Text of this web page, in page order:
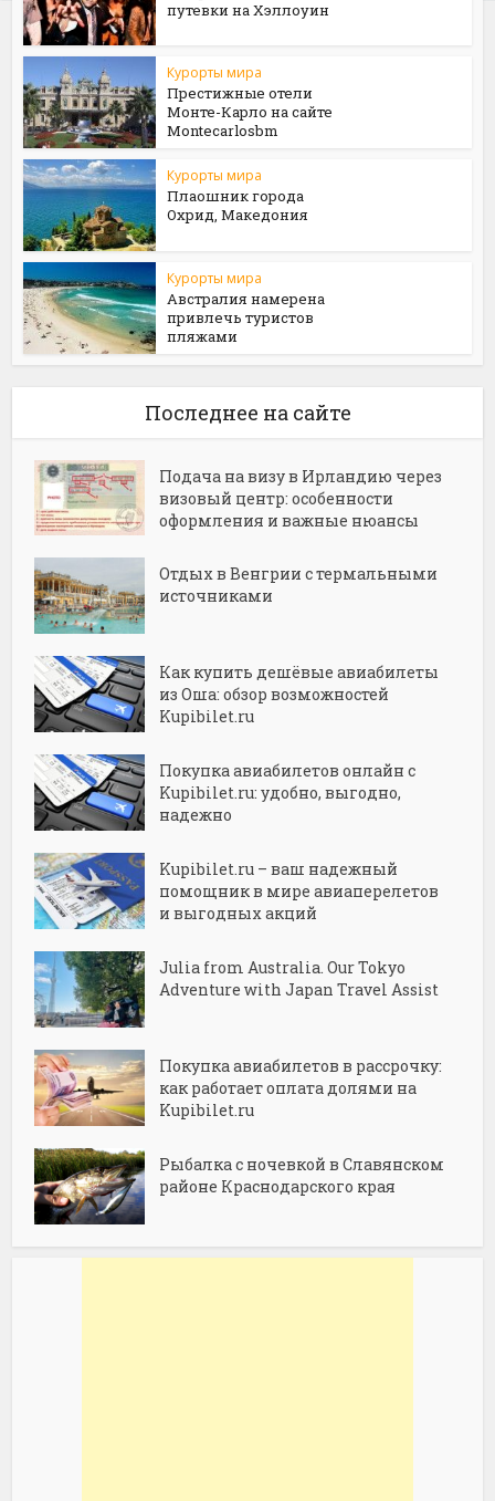
путевки на Хэллоуин
Курорты мира
Престижные отели
Монте-Карло на сайте
Мontecarlosbm
Курорты мира
Плаошник города
Охрид, Македония
Курорты мира
Австралия намерена
привлечь туристов
пляжами
Последнее на сайте
Подача на визу в Ирландию через
визовый центр: особенности
оформления и важные нюансы
Отдых в Венгрии с термальными
источниками
Как купить дешёвые авиабилеты
из Оша: обзор возможностей
Kupibilet.ru
Покупка авиабилетов онлайн с
Kupibilet.ru: удобно, выгодно,
надежно
Kupibilet.ru – ваш надежный
помощник в мире авиаперелетов
и выгодных акций
Julia from Australia. Our Tokyo
Adventure with Japan Travel Assist
Покупка авиабилетов в рассрочку:
как работает оплата долями на
Kupibilet.ru
Рыбалка с ночевкой в Славянском
районе Краснодарского края